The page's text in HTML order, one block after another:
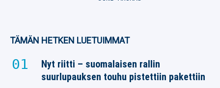
TÄMÄN HETKEN LUETUIMMAT
Nyt riitti – suomalaisen rallin
suurlupauksen touhu pistettiin pakettiin